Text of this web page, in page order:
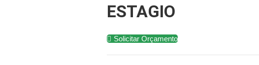
ESTAGIO
Solicitar Orçamento